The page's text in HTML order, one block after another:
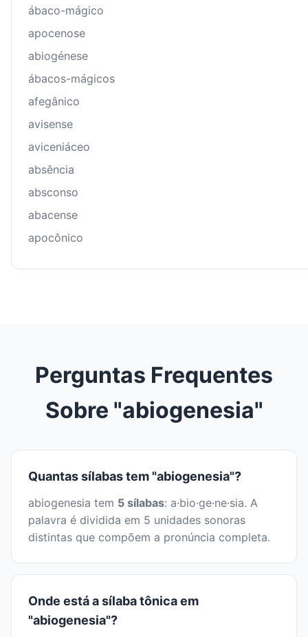
ábaco-mágico
apocenose
abiogénese
ábacos-mágicos
afegânico
avisense
aviceniáceo
absência
absconso
abacense
apocônico
Perguntas Frequentes
Sobre "abiogenesia"
Quantas sílabas tem "abiogenesia"?
abiogenesia tem 5 sílabas: a·bio·ge·ne·sia. A
palavra é dividida em 5 unidades sonoras
distintas que compõem a pronúncia completa.
Onde está a sílaba tônica em
"abiogenesia"?